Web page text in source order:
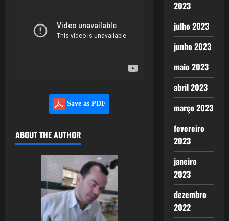
Save as PDF
ABOUT THE AUTHOR
2023
julho 2023
junho 2023
maio 2023
abril 2023
março 2023
fevereiro
2023
janeiro
2023
dezembro
2022